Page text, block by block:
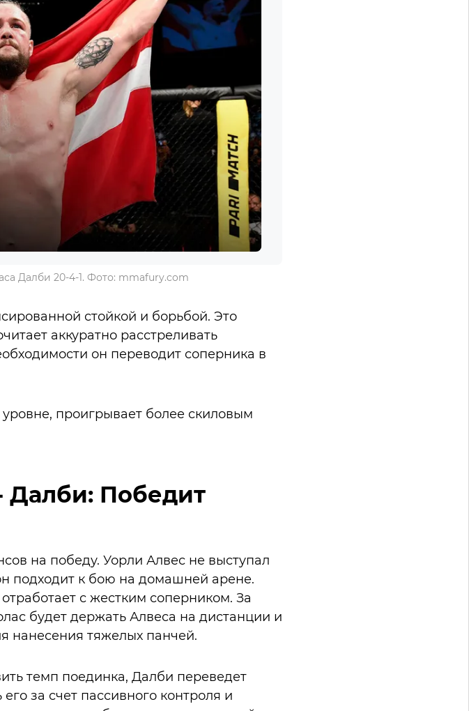
Далби 20-4-1. Фото: mmafury.com
стойкой и борьбой. Это
аккуратно расстреливать
он переводит соперника в
проигрывает более скиловым
Далби: Победит
на победу. Уорли Алвес не выступал
подходит к бою на домашней арене.
с жестким соперником. За
будет держать Алвеса на дистанции и
нанесения тяжелых панчей.
темп поединка, Далби переведет
за счет пассивного контроля и